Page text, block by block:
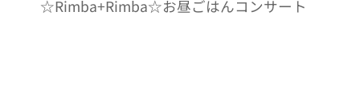
☆Rimba+Rimba☆お昼ごはんコンサート